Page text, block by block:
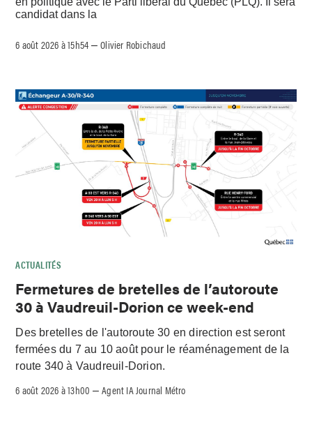
candidat dans la
6 août 2026 à 15h54 –Olivier Robichaud
ACTUALITÉS
Fermetures de bretelles de l’autoroute
30 à Vaudreuil-Dorion ce week-end
Des bretelles de l'autoroute 30 en direction est seront
fermées du 7 au 10 août pour le réaménagement de la
route 340 à Vaudreuil-Dorion.
6 août 2026 à 13h00 –Agent IA Journal Métro